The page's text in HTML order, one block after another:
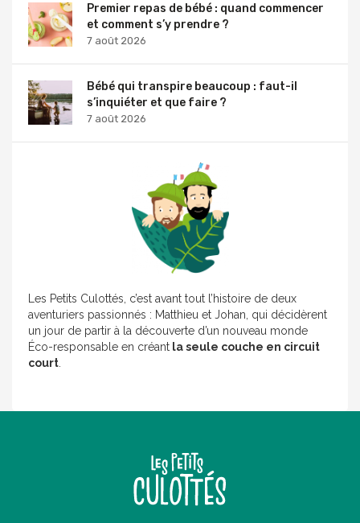
Premier repas de bébé : quand commencer
et comment s’y prendre ?
7 août 2026
Bébé qui transpire beaucoup : faut-il
s’inquiéter et que faire ?
7 août 2026
Les Petits Culottés, c’est avant tout l’histoire de deux
aventuriers passionnés : Matthieu et Johan, qui décidèrent
un jour de partir à la découverte d’un nouveau monde
Éco-responsable en créant la seule couche en circuit
court